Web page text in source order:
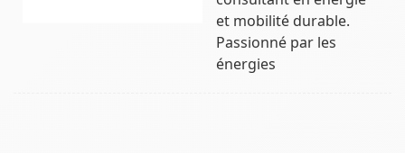
et mobilité durable.
Passionné par les
énergies